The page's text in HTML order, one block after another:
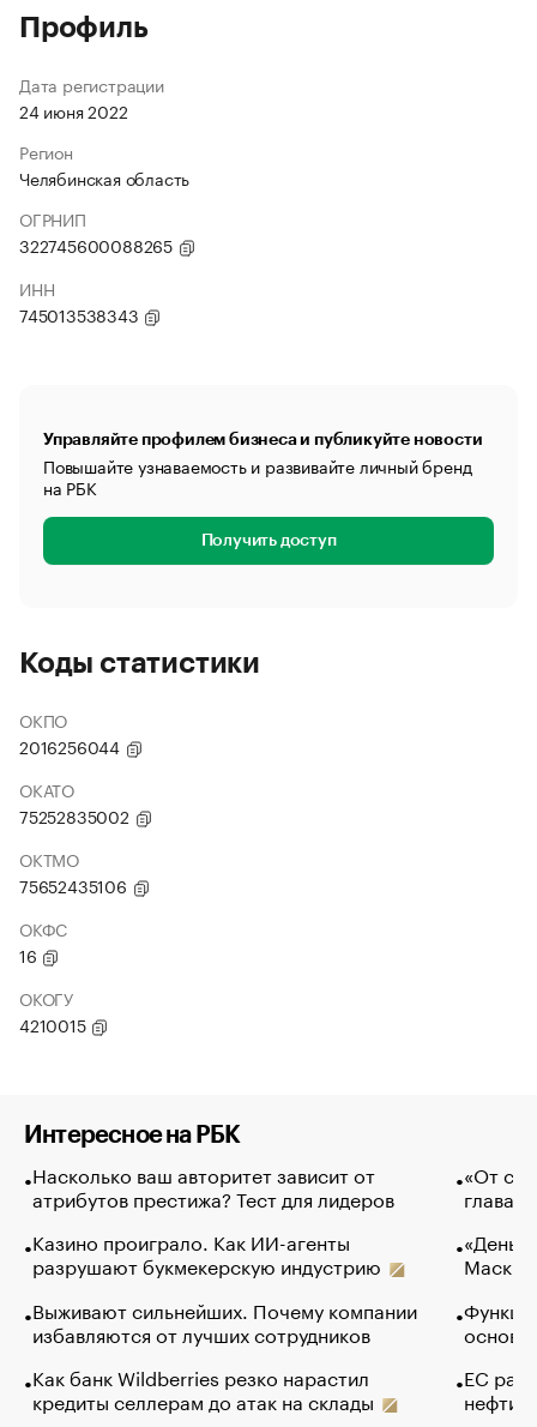
Профиль
Дата регистрации
24 июня 2022
Регион
Челябинская область
ОГРНИП
322745600088265
ИНН
745013538343
Управляйте профилем бизнеса и публикуйте новости
Повышайте узнаваемость и развивайте личный бренд
на РБК
Получить доступ
Коды статистики
ОКПО
2016256044
ОКАТО
75252835002
ОКТМО
75652435106
ОКФС
16
ОКОГУ
4210015
Интересное на РБК
Насколько ваш авторитет зависит от
атрибутов престижа? Тест для лидеров
Казино проиграло. Как ИИ-агенты
разрушают букмекерскую индустрию
Выживают сильнейших. Почему компании
избавляются от лучших сотрудников
Как банк Wildberries резко нарастил
кредиты селлерам до атак на склады
«От
глава
Маск в
основ
ЕС
нефти